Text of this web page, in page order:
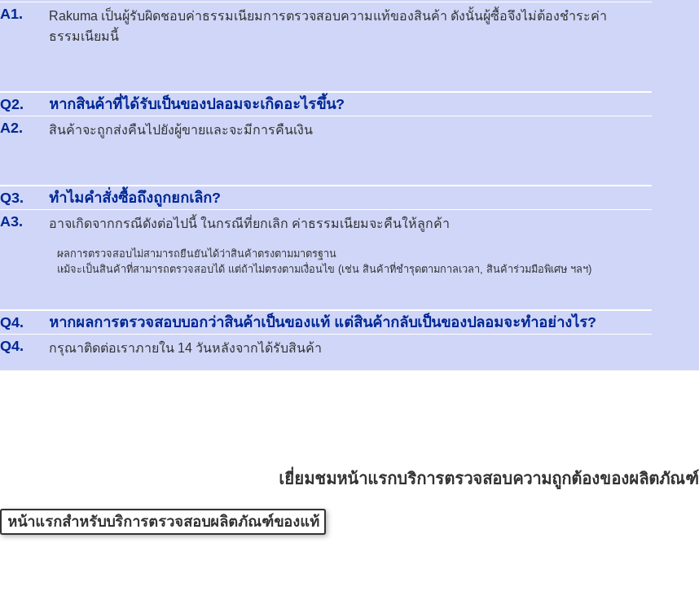
A1.
Rakuma เป็นผู้รับผิดชอบค่าธรรมเนียมการตรวจสอบความแท้ของสินค้า ดังนั้นผู้ซื้อจึงไม่ต้องชำระค่า
ธรรมเนียมนี้
Q2.
หากสินค้าที่ได้รับเป็นของปลอมจะเกิดอะไรขึ้น?
A2.
สินค้าจะถูกส่งคืนไปยังผู้ขายและจะมีการคืนเงิน
Q3.
ทำไมคำสั่งซื้อถึงถูกยกเลิก?
A3.
อาจเกิดจากกรณีดังต่อไปนี้ ในกรณีที่ยกเลิก ค่าธรรมเนียมจะคืนให้ลูกค้า
ผลการตรวจสอบไม่สามารถยืนยันได้ว่าสินค้าตรงตามมาตรฐาน
แม้จะเป็นสินค้าที่สามารถตรวจสอบได้ แต่ถ้าไม่ตรงตามเงื่อนไข (เช่น สินค้าที่ชำรุดตามกาลเวลา, สินค้าร่วมมือพิเศษ ฯลฯ)
Q4.
หากผลการตรวจสอบบอกว่าสินค้าเป็นของแท้ แต่สินค้ากลับเป็นของปลอมจะทำอย่างไร?
Q4.
กรุณาติดต่อเราภายใน 14 วันหลังจากได้รับสินค้า
เยี่ยมชมหน้าแรกบริการตรวจสอบความถูกต้องของผลิตภัณฑ์
หน้าแรกสำหรับบริการตรวจสอบผลิตภัณฑ์ของแท้